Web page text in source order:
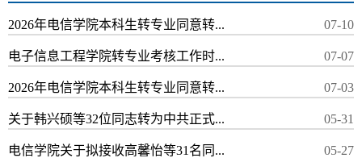
2026年电信学院本科生转专业同意转... 07-10
电子信息工程学院转专业考核工作时... 07-07
2026年电信学院本科生转专业同意转... 07-03
关于韩兴硕等32位同志转为中共正式... 05-31
电信学院关于拟接收高馨怡等31名同... 05-27